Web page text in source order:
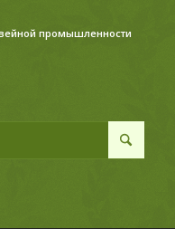
промышленности